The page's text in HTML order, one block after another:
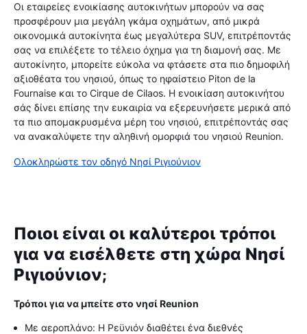
Οι εταιρείες ενοικίασης αυτοκινήτων μπορούν να σας
προσφέρουν μια μεγάλη γκάμα οχημάτων, από μικρά
οικονομικά αυτοκίνητα έως μεγαλύτερα SUV, επιτρέποντάς
σας να επιλέξετε το τέλειο όχημα για τη διαμονή σας. Με
αυτοκίνητο, μπορείτε εύκολα να φτάσετε στα πιο δημοφιλή
αξιοθέατα του νησιού, όπως το ηφαίστειο Piton de la
Fournaise και το Cirque de Cilaos. Η ενοικίαση αυτοκινήτου
σάς δίνει επίσης την ευκαιρία να εξερευνήσετε μερικά από
τα πιο απομακρυσμένα μέρη του νησιού, επιτρέποντάς σας
να ανακαλύψετε την αληθινή ομορφιά του νησιού Reunion.
Ολοκληρώστε τον οδηγό Νησί Ριγιούνιον
Ποιοι είναι οι καλύτεροι τρόποι
για να εισέλθετε στη χώρα Νησί
Ριγιούνιον;
Τρόποι για να μπείτε στο νησί Reunion
Με αεροπλάνο: Η Ρεϋνιόν διαθέτει ένα διεθνές